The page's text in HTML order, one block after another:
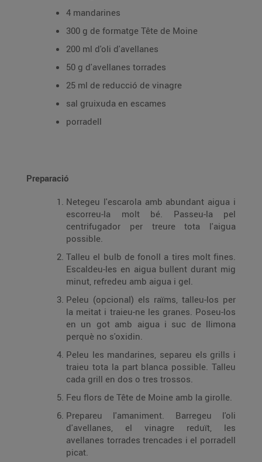
4 mandarines
300 g de formatge Tête de Moine
200 ml d'oli d'avellanes
50 g d'avellanes torrades
25 ml de reducció de vinagre
sal gruixuda en escames
porradell
Preparació
Netegeu l'escarola amb abundant aigua i
escorreu-la molt bé. Passeu-la pel
centrifugador per treure tota l'aigua
possible.
Talleu el bulb de fonoll a tires molt fines.
Escaldeu-les en aigua bullent durant mig
minut, refredeu amb aigua i gel.
Peleu (opcional) els raïms, talleu-los per
la meitat i traieu-ne les granes. Poseu-los
en un got amb aigua i suc de llimona
perquè no s'oxidin.
Peleu les mandarines, separeu els grills i
traieu tota la part blanca possible. Talleu
cada grill en dos o tres trossos.
Feu flors de Tête de Moine amb la girolle.
Prepareu l'amaniment. Barregeu l'oli
d'avellanes, el vinagre reduït, les
avellanes torrades trencades i el porradell
picat.